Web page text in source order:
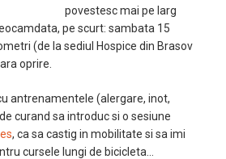
povestesc mai pe larg
pe scurt: sambata 15
(de la sediul Hospice din Brasov
oprire.
antrenamentele (alergare, inot,
curand sa introduc si o sesiune
, ca sa castig in mobilitate si sa imi
cursele lungi de bicicleta…